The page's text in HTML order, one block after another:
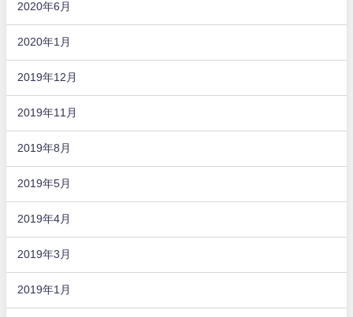
2020年6月
2020年1月
2019年12月
2019年11月
2019年8月
2019年5月
2019年4月
2019年3月
2019年1月